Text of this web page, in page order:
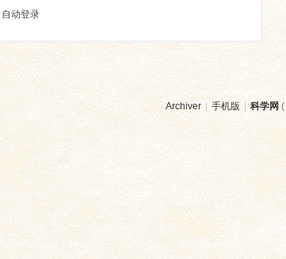
自动登录
Archiver | 手机版 | 科学网 (